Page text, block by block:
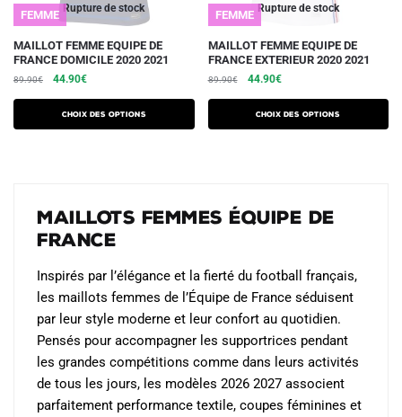
produit
Rupture de stock
FEMME
MAILLOT FEMME EQUIPE DE
FRANCE DOMICILE 2020 2021
89.90€
Le
initial
était :
44.90€Le
actuel
est :
Choix des options
Ce
produit
a
plusieurs
variations.
choisies
page
produit
Rupture de stock
FEMME
MAILLOT FEMME EQUIPE DE
FRANCE EXTERIEUR 2020 2021
89.90€
Le
initial
était :
44.90€Le
actuel
est :
Choix des options
Ce
produit
a
plusieurs
variations.
être
la
page
du
produit
Maillots Femmes Équipe de
France
Inspirés par l’élégance et la fierté du football français,
les maillots femmes de l’Équipe de France séduisent
par leur style moderne et leur confort au quotidien.
Pensés pour accompagner les supportrices pendant
les grandes compétitions comme dans leurs activités
de tous les jours, les modèles 2026 2027 associent
parfaitement performance textile, coupes féminines et